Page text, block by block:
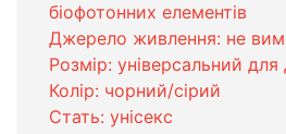
біофотонних елементів
Джерело живлення: не
Розмір: універсальний
Колір: чорний/сірий
Стать: унісекс